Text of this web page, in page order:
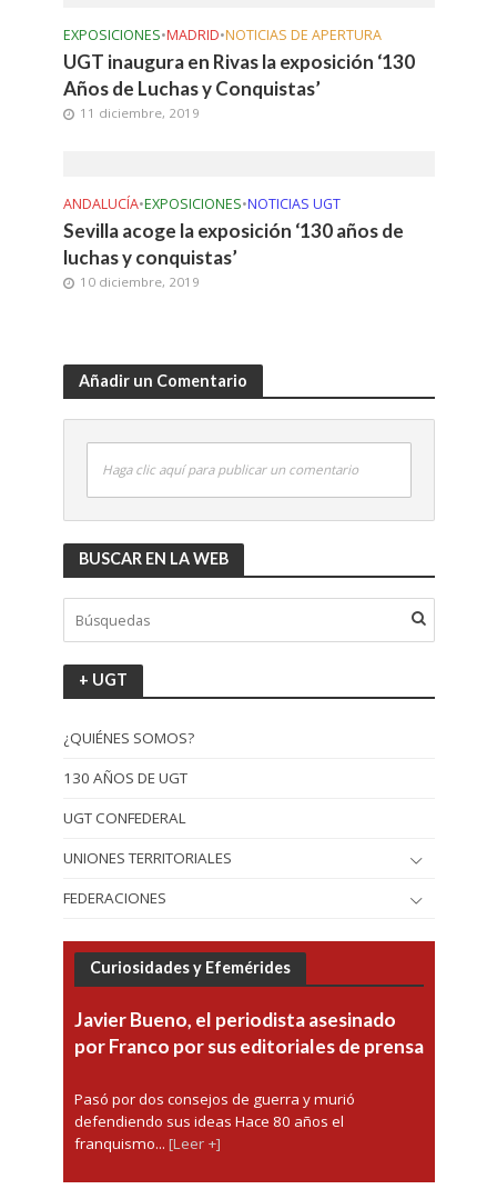
EXPOSICIONES•MADRID•NOTICIAS DE APERTURA
UGT inaugura en Rivas la exposición ‘130
Años de Luchas y Conquistas’
11 diciembre, 2019
ANDALUCÍA•EXPOSICIONES•NOTICIAS UGT
Sevilla acoge la exposición ‘130 años de
luchas y conquistas’
10 diciembre, 2019
Añadir un Comentario
Haga clic aquí para publicar un comentario
BUSCAR EN LA WEB
+ UGT
¿QUIÉNES SOMOS?
130 AÑOS DE UGT
UGT CONFEDERAL
UNIONES TERRITORIALES
FEDERACIONES
Curiosidades y Efemérides
Javier Bueno, el periodista asesinado
por Franco por sus editoriales de prensa
Pasó por dos consejos de guerra y murió
defendiendo sus ideas Hace 80 años el
franquismo... [Leer +]